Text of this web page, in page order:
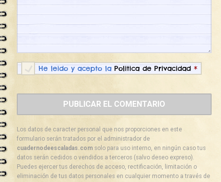
He leido y acepto laPolitica de Privacidad *
Los datos de caracter personal que nos proporciones en este
formulario serán tratados por el administrador de
cuadernodeescaladas.com solo para uso interno, en ningún caso tus
datos serán cedidos o vendidos a terceros (salvo deseo expreso).
Puedes ejercer tus derechos de acceso, rectificación, limitación o
eliminación de tus datos personales en cualquier momento a través de